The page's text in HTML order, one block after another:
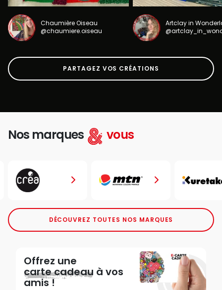
Chaumière Oiseau
@chaumiere.oiseau
Artclay in
PARTAGEZ VOS CRÉATIONS
Nos marques vous
DÉCOUVREZ TOUTES NOS MARQUES
Offrez une
carte cadeau à vos
amis !